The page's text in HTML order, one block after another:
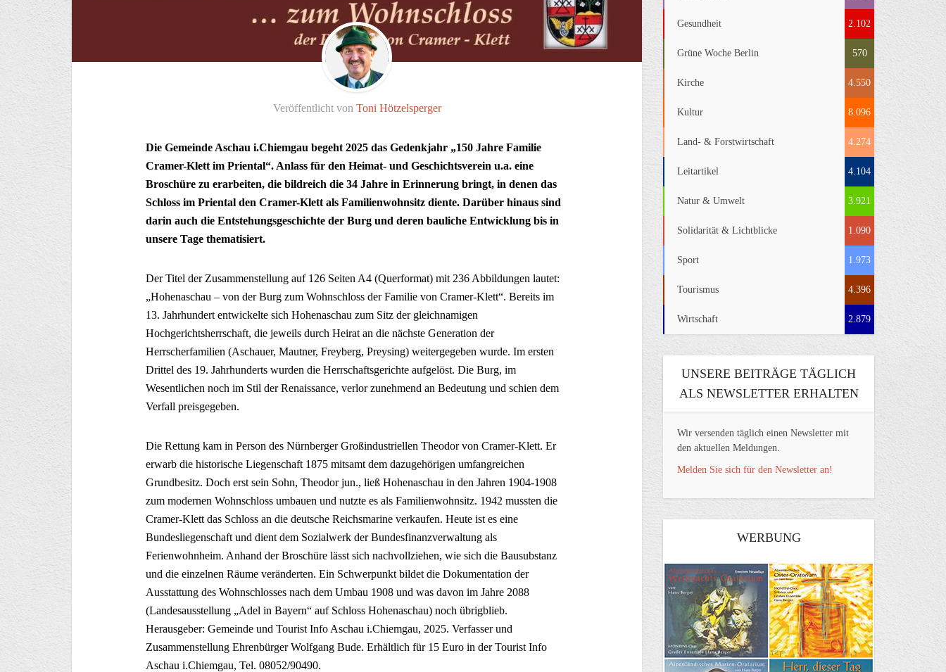
Veröffentlicht von Toni Hötzelsperger
Die Gemeinde Aschau i.Chiemgau begeht 2025 das Gedenkjahr „150 Jahre Familie
Cramer-Klett im Priental“. Anlass für den Heimat- und Geschichtsverein u.a. eine
Broschüre zu erarbeiten, die bildreich die 34 Jahre in Erinnerung bringt, in denen das
Schloss im Priental den Cramer-Klett als Familienwohnsitz diente. Darüber hinaus sind
darin auch die Entstehungsgeschichte der Burg und deren bauliche Entwicklung bis in
unsere Tage thematisiert.
Der Titel der Zusammenstellung auf 126 Seiten A4 (Querformat) mit 236 Abbildungen lautet:
„Hohenaschau – von der Burg zum Wohnschloss der Familie von Cramer-Klett“. Bereits im
13. Jahrhundert entwickelte sich Hohenaschau zum Sitz der gleichnamigen
Hochgerichtsherrschaft, die jeweils durch Heirat an die nächste Generation der
Herrscherfamilien (Aschauer, Mautner, Freyberg, Preysing) weitergegeben wurde. Im ersten
Drittel des 19. Jahrhunderts wurden die Herrschaftsgerichte aufgelöst. Die Burg, im
Wesentlichen noch im Stil der Renaissance, verlor zunehmend an Bedeutung und schien dem
Verfall preisgegeben.
Die Rettung kam in Person des Nürnberger Großindustriellen Theodor von Cramer-Klett. Er
erwarb die historische Liegenschaft 1875 mitsamt dem dazugehörigen umfangreichen
Grundbesitz. Doch erst sein Sohn, Theodor jun., ließ Hohenaschau in den Jahren 1904-1908
zum modernen Wohnschloss umbauen und nutzte es als Familienwohnsitz. 1942 mussten die
Cramer-Klett das Schloss an die deutsche Reichsmarine verkaufen. Heute ist es eine
Bundesliegenschaft und dient dem Sozialwerk der Bundesfinanzverwaltung als
Ferienwohnheim. Anhand der Broschüre lässt sich nachvollziehen, wie sich die Bausubstanz
und die einzelnen Räume veränderten. Ein Schwerpunkt bildet die Dokumentation der
Ausstattung des Wohnschlosses nach dem Umbau 1908 und was davon im Jahre 2088
(Landesausstellung „Adel in Bayern“ auf Schloss Hohenaschau) noch übrigblieb.
Herausgeber: Gemeinde und Tourist Info Aschau i.Chiemgau, 2025. Verfasser und
Zusammenstellung Ehrenbürger Wolfgang Bude. Erhältlich für 15 Euro in der Tourist Info
Aschau i.Chiemgau, Tel. 08052/90490.
Gesundheit 2.102
Grüne Woche Berlin 570
Kirche 4.550
Kultur 8.096
Land- & Forstwirtschaft 4.274
Leitartikel 4.104
Natur & Umwelt 3.921
Solidarität & Lichtblicke 1.090
Sport 1.973
Tourismus 4.396
Wirtschaft 2.879
UNSERE BEITRÄGE TÄGLICH
ALS NEWSLETTER ERHALTEN
Wir versenden täglich einen Newsletter mit
den aktuellen Meldungen.
Melden Sie sich für den Newsletter an!
WERBUNG